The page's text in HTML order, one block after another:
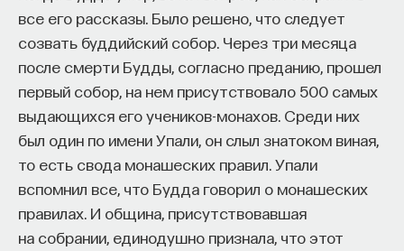
все его рассказы. Было решено, что следует
созвать буддийский собор. Через три месяца
после смерти Будды, согласно преданию, прошел
первый собор, на нем присутствовало 500 самых
выдающихся его учеников-монахов. Среди них
был один по имени Упали, он слыл знатоком виная,
то есть свода монашеских правил. Упали
вспомнил все, что Будда говорил о монашеских
правилах. И община, присутствовавшая
на собрании, единодушно признала, что этот
при управлении психическими и физическими
процессами? Как появляются зависимость,
утомление, состояние эйфории или азарта?
Каково воздействие на работу мозга гормонов,
Ответы на эти и другие вопросы можно найти,
записавшисьна курс «Химия между нейронами:
вещества, которые управляют нами»
Пройдя этот курс, вы научитесь:
Все знают, что французы (и не только
в России) — законодатели мод и изящного
вкуса. На французов ориентировались,
французский язык был в ходу у дворянства.
Антифранцузская реакция была и в XVIII
веке, но это была частная, культурная
реакция против излишнего подражания,
которое мешает развиваться русскому
национальному духу. Но уже в XIX веке